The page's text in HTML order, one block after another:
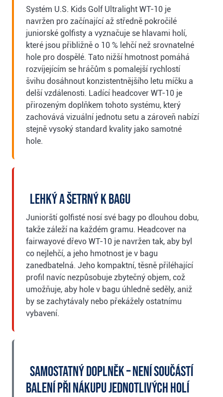
Systém U.S. Kids Golf Ultralight WT-10 je
navržen pro začínající až středně pokročilé
juniorské golfisty a vyznačuje se hlavami holí,
které jsou přibližně o 10 % lehčí než srovnatelné
hole pro dospělé. Tato nižší hmotnost pomáhá
rozvíjejícím se hráčům s pomalejší rychlostí
švihu dosáhnout konzistentnějšího letu míčku a
delší vzdálenosti. Ladící headcover WT-10 je
přirozeným doplňkem tohoto systému, který
zachovává vizuální jednotu setu a zároveň nabízí
stejně vysoký standard kvality jako samotné
hole.
Lehký a šetrný k bagu
Juniorští golfisté nosí své bagy po dlouhou dobu,
takže záleží na každém gramu. Headcover na
fairwayové dřevo WT-10 je navržen tak, aby byl
co nejlehčí, a jeho hmotnost je v bagu
zanedbatelná. Jeho kompaktní, těsně přiléhající
profil navíc nezpůsobuje zbytečný objem, což
umožňuje, aby hole v bagu úhledně seděly, aniž
by se zachytávaly nebo překážely ostatnímu
vybavení.
Samostatný doplněk – není součástí
balení při nákupu jednotlivých holí